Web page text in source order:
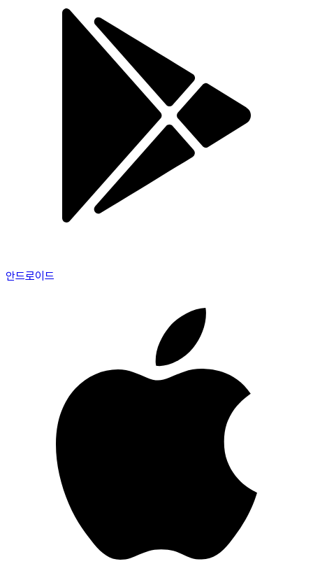
안드로이드